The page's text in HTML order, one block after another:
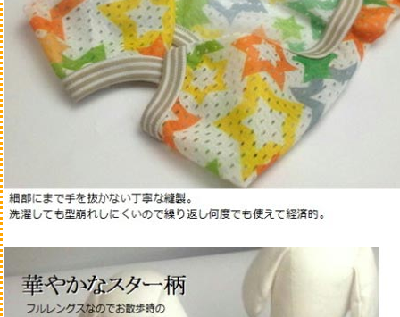
身体を痒がる
しつけ・トレーニング
体重が気になる
口臭が気になる
ホーム
はじめての方へ
商品
お問い合わせ
特定商取引法…